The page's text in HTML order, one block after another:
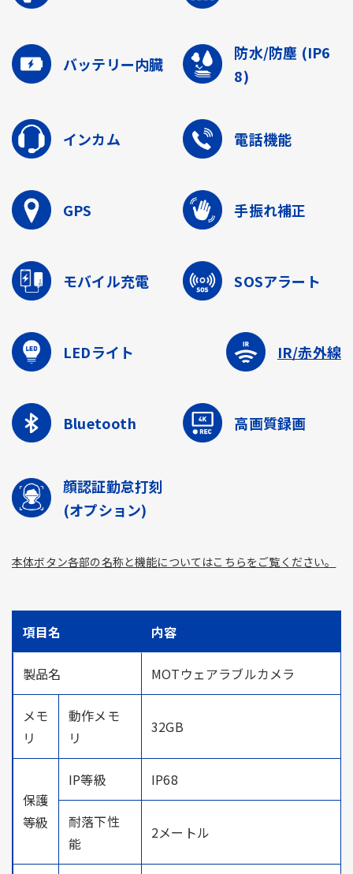
バッテリー内臓
防水/防塵 (IP6
8)
インカム 電話機能
GPS 手振れ補正
モバイル充電 SOSアラート
LEDライト IR/赤外線
Bluetooth 高画質録画
顔認証勤怠打刻
(オプション)
本体ボタン各部の名称と機能についてはこちらをご覧ください。
項目名 内容
製品名 MOTウェアラブルカメラ
メモ
リ
動作メモ
リ
32GB
保護
等級
IP等級 IP68
耐落下性
能
2メートル